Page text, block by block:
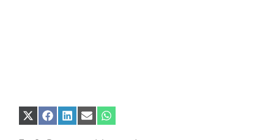
Compartir
Compartir
Compartir
Compartir
Compartir